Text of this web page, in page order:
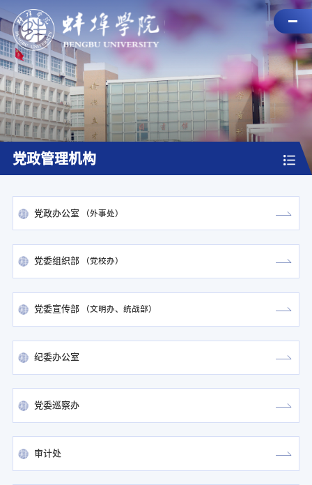
党政管理机构
党政办公室 （外事处）
党委组织部 （党校办）
党委宣传部 （文明办 统战部）
纪委办公室
党委巡察办
审计处